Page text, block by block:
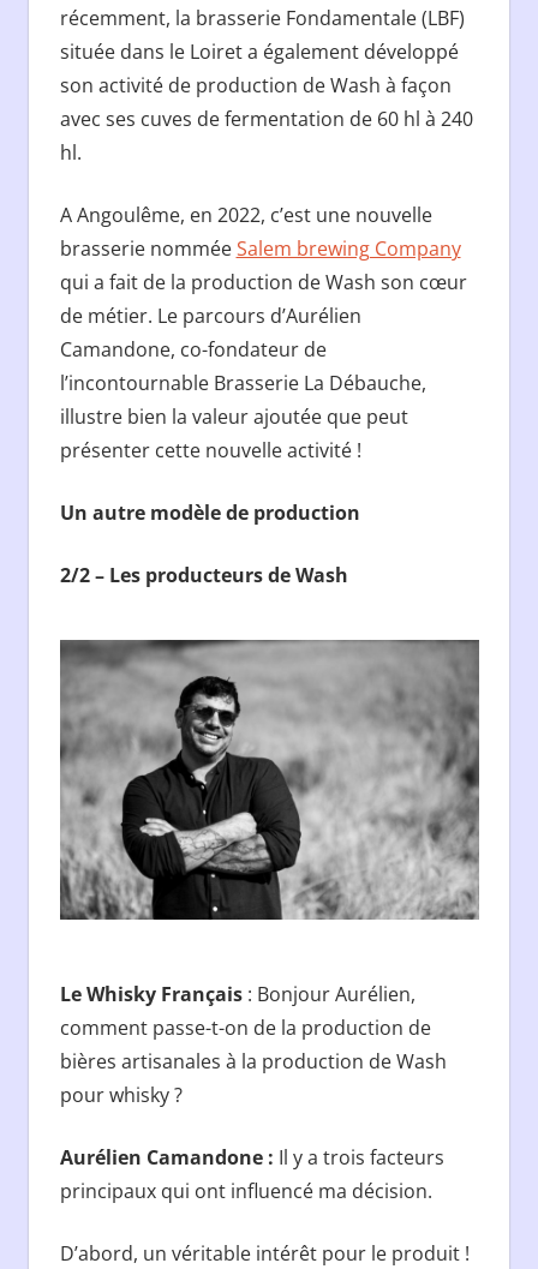
récemment, la brasserie Fondamentale (LBF)
située dans le Loiret a également développé
son activité de production de Wash à façon
avec ses cuves de fermentation de 60 hl à 240
hl.
A Angoulême, en 2022, c’est une nouvelle
brasserie nomméeSalem brewing Company
qui a fait de la production de Wash son cœur
de métier. Le parcours d’Aurélien
Camandone, co-fondateur de
l’incontournable Brasserie La Débauche,
illustre bien la valeur ajoutée que peut
présenter cette nouvelle activité !
Un autre modèle de production
2/2 – Les producteurs de Wash
Le Whisky Français : Bonjour Aurélien,
comment passe-t-on de la production de
bières artisanales à la production de Wash
pour whisky ?
Aurélien Camandone : Il y a trois facteurs
principaux qui ont influencé ma décision.
D’abord, un véritable intérêt pour le produit !